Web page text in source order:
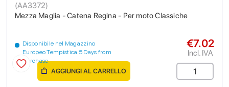
Mezza Maglia - Catena Regina - Per moto Classiche
(AA3372)
Disponibile nel Magazzino
Europeo Tempistica 5 Days from
purchase
€7.02
Incl. IVA
AGGIUNGI AL CARRELLO